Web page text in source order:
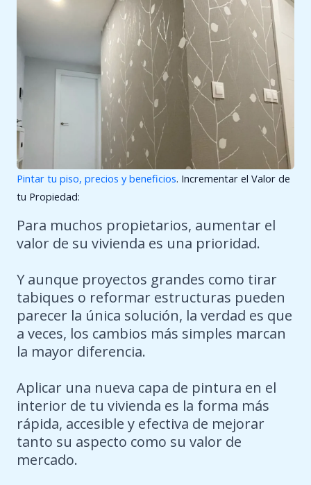
Pintar tu piso, precios y beneficios. Incrementar el Valor de
tu Propiedad:
Para muchos propietarios, aumentar el
valor de su vivienda es una prioridad.
Y aunque proyectos grandes como tirar
tabiques o reformar estructuras pueden
parecer la única solución, la verdad es que
a veces, los cambios más simples marcan
la mayor diferencia.
Aplicar una nueva capa de pintura en el
interior de tu vivienda es la forma más
rápida, accesible y efectiva de mejorar
tanto su aspecto como su valor de
mercado.